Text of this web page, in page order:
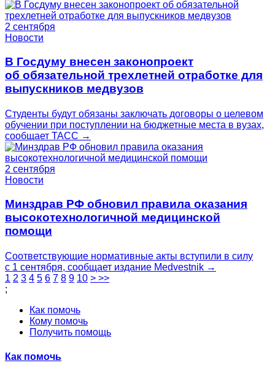
2 сентября
Новости
В Госдуму внесен законопроект
об обязательной трехлетней отработке для
выпускников медвузов
Студенты будут обязаны заключать договоры о целевом
обучении при поступлении на бюджетные места в вузах,
сообщает ТАСС →
2 сентября
Новости
Минздрав РФ обновил правила оказания
высокотехнологичной медицинской
помощи
Соответствующие нормативные акты вступили в силу
с 1 сентября, сообщает издание Medvestnik →
1 2 3 4 5 6 7 8 9 10 > >>
;
Как помочь
Кому помочь
Получить помощь
Как помочь